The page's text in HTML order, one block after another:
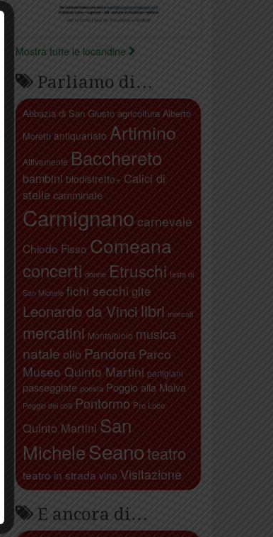
Mostra tutte le locandine
Parliamo di…
Abbazia di San Giusto agricoltura Alberto
Moretti antiquariato Artimino
Attivamente Bacchereto
bambini biodistretto+ Calici di
stelle camminate
Carmignano carnevale
Chiodo Fisso Comeana
concerti donne Etruschi festa di
San Michele fichi secchi gite
Leonardo da Vinci libri mercati
mercatini Montalbiolo musica
natale olio Pandora Parco
Museo Quinto Martini partigiani
passeggiate poesia Poggio alla Malva
Poggio dei colli Pontormo Pro Loco
Quinto Martini San
MicheleSeanoteatro
teatro in strada vino Visitazione
E ancora di…